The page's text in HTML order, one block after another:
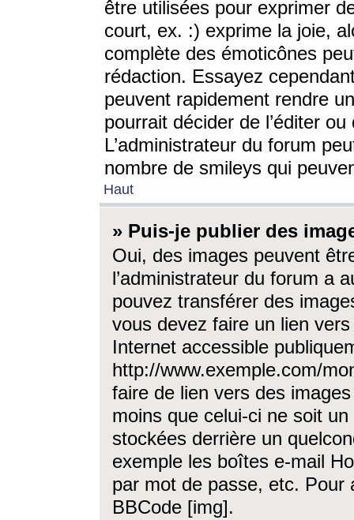
être utilisées pour exprimer
court, ex. :) exprime la joie,
complète des émoticônes
rédaction. Essayez
peuvent rapidement rendre
pourrait décider de l’éditer
L’administrateur du forum
nombre de smileys qui
Haut
» Puis-je publier des
Oui, des images peuvent
l’administrateur du forum a
pouvez transférer des
vous devez faire un lien
Internet accessible
http://www.exemple.com/
faire de lien vers des
moins que celui-ci ne soit
stockées derrière un
exemple les boîtes e-mail
par mot de passe, etc. Pour
BBCode [img].